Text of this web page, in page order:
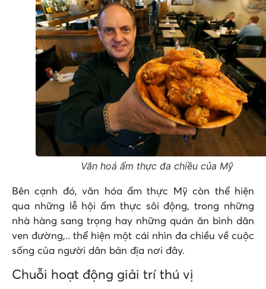
Văn hoá ẩm thực đa chiều của Mỹ
Bên cạnh đó, văn hóa ẩm thực Mỹ còn thể hiện
qua những lễ hội ẩm thực sôi động, trong những
nhà hàng sang trọng hay những quán ăn bình dân
ven đường,.. thể hiện một cái nhìn đa chiều về cuộc
sống của người dân bản địa nơi đây.
Chuỗi hoạt động giải trí thú vị